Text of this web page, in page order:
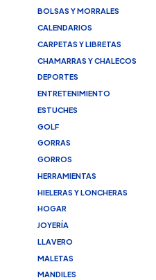
BOLSAS Y MORRALES
CALENDARIOS
CARPETAS Y LIBRETAS
CHAMARRAS Y CHALECOS
DEPORTES
ENTRETENIMIENTO
ESTUCHES
GOLF
GORRAS
GORROS
HERRAMIENTAS
HIELERAS Y LONCHERAS
HOGAR
JOYERÍA
LLAVERO
MALETAS
MANDILES